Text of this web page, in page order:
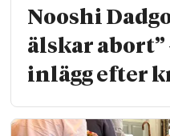
Nooshi
älskar abort”
inlägg efter